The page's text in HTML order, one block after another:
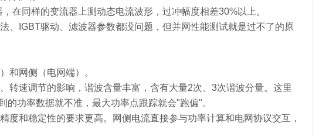
在同样的变流器上测动态电流波形，过冲幅度相差30%以上。
、IGBT驱动、滤波器参数都没问题，但并网性能测试就是过不了的原
和网侧（电网端）。
转速调节的影响，谐波含量丰富，含有大量2次、3次谐波分量。这里
功率数据就不准，最大功率点跟踪就会"跑偏"。
度和稳定性的要求更高。网侧电流直接参与功率计算和电网协议交互，